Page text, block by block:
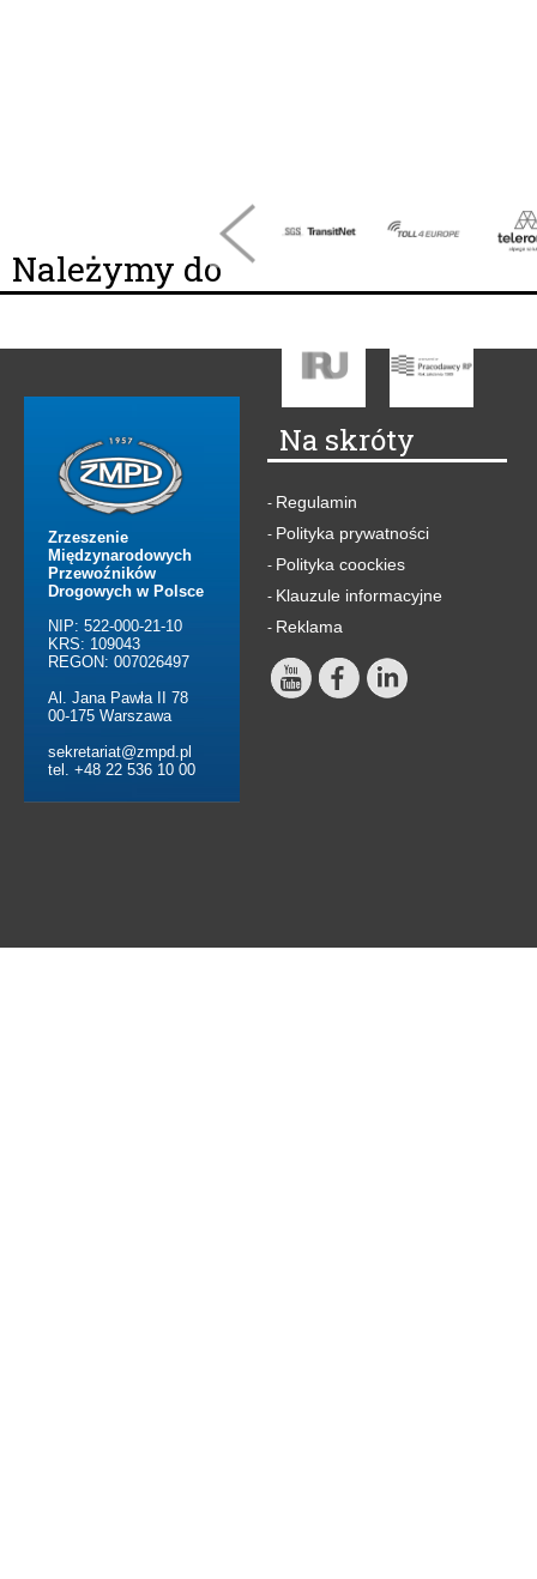
Należymy do
Zrzeszenie
Międzynarodowych
Przewoźników
Drogowych w Polsce
NIP: 522-000-21-10
KRS: 109043
REGON: 007026497
Al. Jana Pawła II 78
00-175 Warszawa
sekretariat@zmpd.pl
tel. +48 22 536 10 00
Na skróty
- Regulamin
- Polityka prywatności
- Polityka coockies
- Klauzule informacyjne
- Reklama